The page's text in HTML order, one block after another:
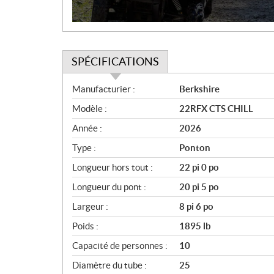
o
n
SPÉCIFICATIONS
S
p
é
c
i
f
i
c
a
t
i
o
n
s
Manufacturier :
Berkshire
Modèle :
22RFX CTS CHILL
Année :
2026
Type :
Ponton
Longueur hors tout :
22 pi 0 po
Longueur du pont :
20 pi 5 po
Largeur :
8 pi 6 po
Poids :
1895 lb
Capacité de personnes :
10
Diamètre du tube :
25